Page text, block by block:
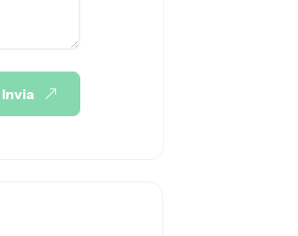
Invia